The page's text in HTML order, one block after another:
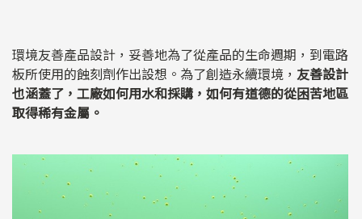
環境友善產品設計，妥善地為了從產品的生命週期，到電路
板所使用的蝕刻劑作出設想。為了創造永續環境， 友善設計
也涵蓋了，工廠如何用水和採購，如何有道德的從困苦地區
取得稀有金屬。